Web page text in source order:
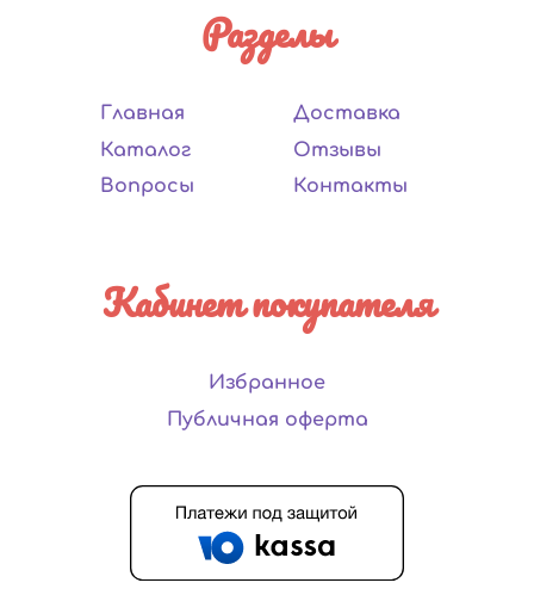
Разделы
Главная
Каталог
Вопросы
Доставка
Отзывы
Контакты
Кабинет покупателя
Избранное
Публичная оферта